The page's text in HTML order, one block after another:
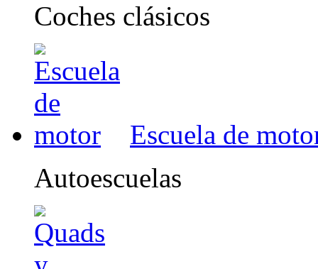
Coches clásicos
Escuela de
Autoescuelas